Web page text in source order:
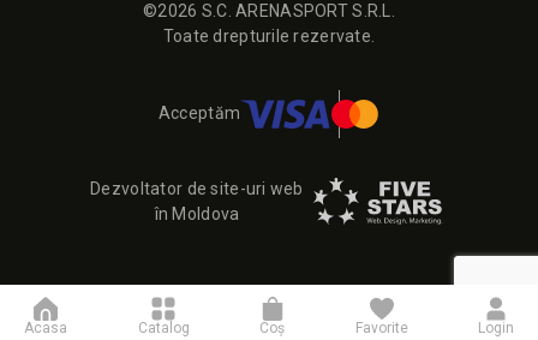
©2026 S.C. ARENASPORT S.R.L.
Toate drepturile rezervate.
Acceptăm
Dezvoltator de site-uri web
în Moldova
Acasa Catalog Coş Favorite Login